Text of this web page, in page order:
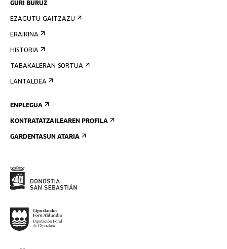
GURI BURUZ
EZAGUTU GAITZAZU
ERAIKINA
HISTORIA
TABAKALERAN SORTUA
LANTALDEA
ENPLEGUA
KONTRATATZAILEAREN PROFILA
GARDENTASUN ATARIA